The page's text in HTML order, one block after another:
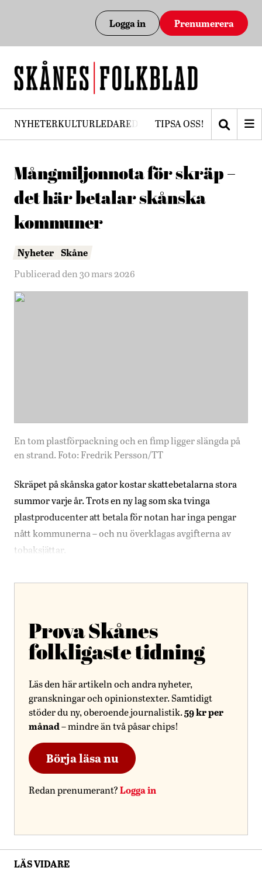
Logga in Prenumerera
NYHETERKULTURLEDAREDEBATTPRENUMERERA
TIPSA OSS!
Mångmiljonnota för skräp –
det här betalar skånska
kommuner
Nyheter Skåne
Publicerad den 30 mars 2026
En tom plastförpackning och en fimp ligger slängda på
en strand. Foto: Fredrik Persson/TT
Skräpet på skånska gator kostar skattebetalarna stora
summor varje år. Trots en ny lag som ska tvinga
plastproducenter att betala för notan har inga pengar
nått kommunerna – och nu överklagas avgifterna av
tobaksjättar.
Prova Skånes
folkligaste tidning
Läs den här artikeln och andra nyheter,
granskningar och opinionstexter. Samtidigt
stöder du ny, oberoende journalistik.59 kr per
månad– mindre än två påsar chips!
Börja läsa nu
Redan prenumerant?Logga in
LÄS VIDARE